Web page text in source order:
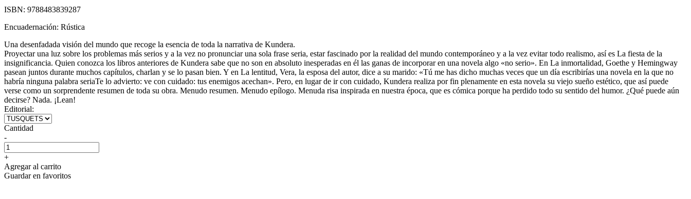
ISBN: 9788483839287
Encuadernación: Rústica
Una desenfadada visión del mundo que recoge la esencia de toda la narrativa de Kundera.
Proyectar una luz sobre los problemas más serios y a la vez no pronunciar una sola frase seria, estar fascinado por la realidad del mundo contemporáneo y a la vez evitar todo realismo, así es La fiesta de la
insignificancia. Quien conozca los libros anteriores de Kundera sabe que no son en absoluto inesperadas en él las ganas de incorporar en una novela algo «no serio». En La inmortalidad, Goethe y Hemingway
pasean juntos durante muchos capítulos, charlan y se lo pasan bien. Y en La lentitud, Vera, la esposa del autor, dice a su marido: «Tú me has dicho muchas veces que un día escribirías una novela en la que no
habría ninguna palabra seriaTe lo advierto: ve con cuidado: tus enemigos acechan». Pero, en lugar de ir con cuidado, Kundera realiza por fin plenamente en esta novela su viejo sueño estético, que así puede
verse como un sorprendente resumen de toda su obra. Menudo resumen. Menudo epílogo. Menuda risa inspirada en nuestra época, que es cómica porque ha perdido todo su sentido del humor. ¿Qué puede aún
decirse? Nada. ¡Lean!
Editorial:
Cantidad
-
+
Agregar al carrito
Guardar en favoritos